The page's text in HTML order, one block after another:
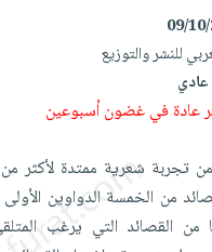
09/
للنشر والتوزيع
عادة في غضون أسبوعين
تجربة شعرية ممتدة لأكثر
من الخمسة الدواوين
من القصائد التي يرغب